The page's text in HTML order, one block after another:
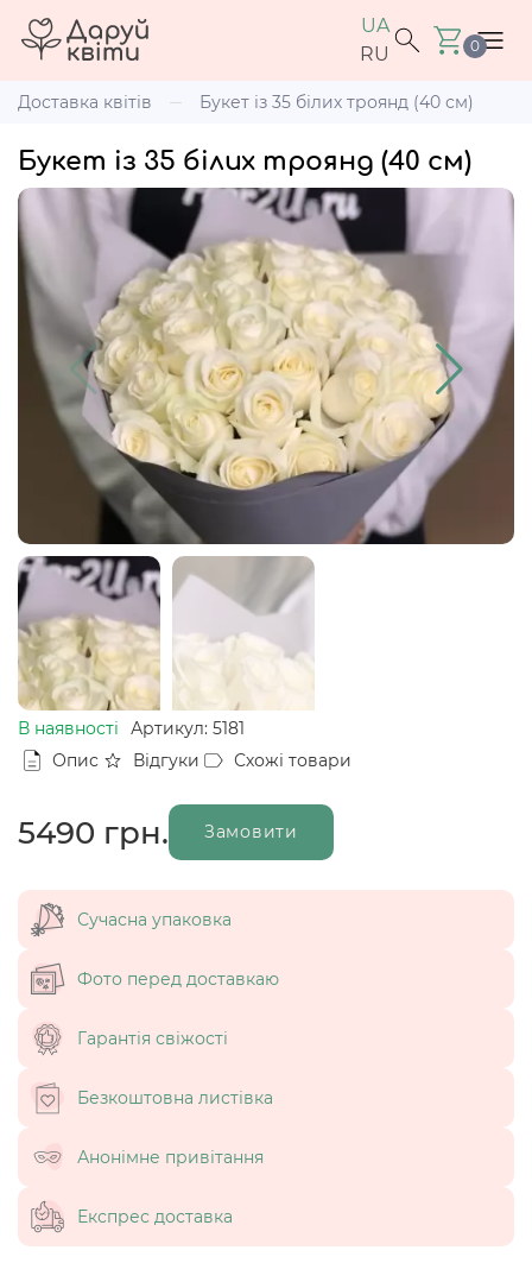
UA
RU
0
Доставка квітів Букет із 35 білих троянд (40 см)
Букет із 35 білих троянд (40 см)
В наявності
Артикул: 5181
Опис
Відгуки Схожі товари
5490 грн. Замовити
Сучасна упаковка
Фото перед доставкаю
Гарантія свіжості
Безкоштовна листівка
Анонімне привітання
Експрес доставка